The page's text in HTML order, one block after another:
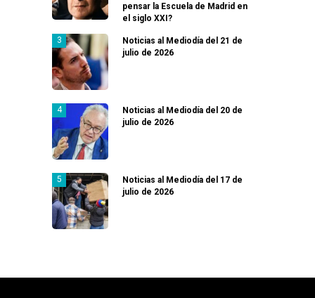
pensar la Escuela de Madrid en
el siglo XXI?
Noticias al Mediodía del 21 de
julio de 2026
Noticias al Mediodía del 20 de
julio de 2026
Noticias al Mediodía del 17 de
julio de 2026